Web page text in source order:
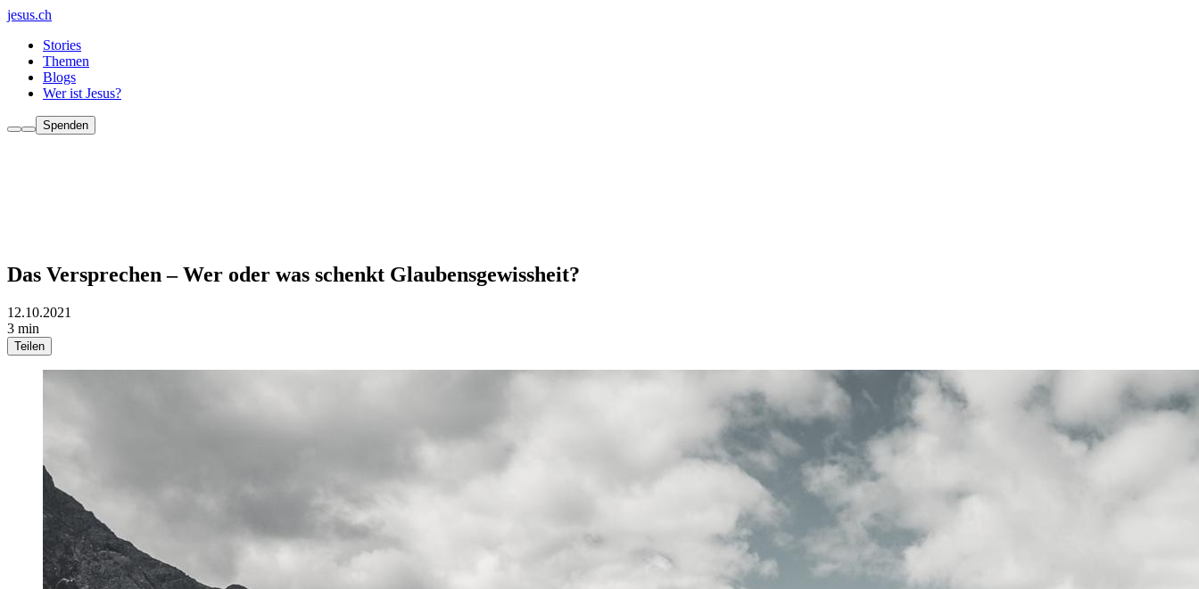
jesus.ch
Stories
Themen
Blogs
Wer ist Jesus?
Spenden
Das Versprechen – Wer oder was schenkt Glaubensgewissheit?
12.10.2021
3 min
Teilen